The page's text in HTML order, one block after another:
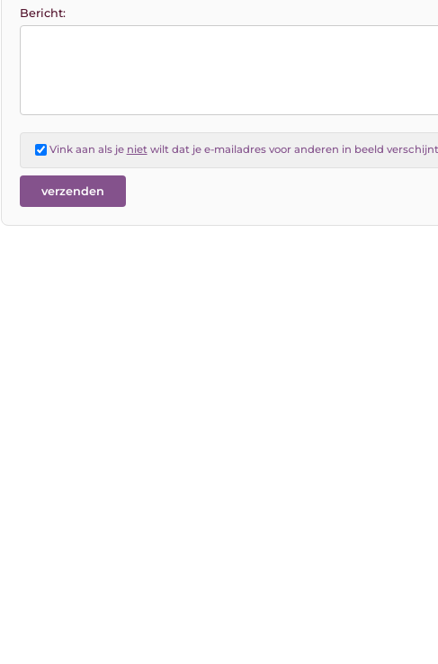
Bericht:
Vink aan als je nietwilt dat je e-mailadres voor anderen in beeld verschijnt